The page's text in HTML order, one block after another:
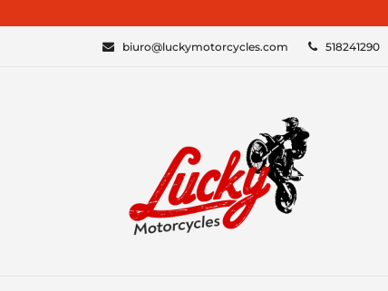
biuro@luckymotorcycles.com 518241290
KATEGORIE